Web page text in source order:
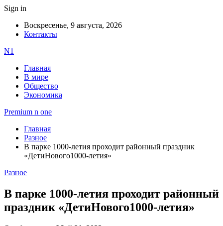
Sign in
Воскресенье, 9 августа, 2026
Контакты
N1
Главная
В мире
Общество
Экономика
Premium n one
Главная
Разное
В парке 1000-летия проходит районный праздник
«ДетиНового1000-летия»
Разное
В парке 1000-летия проходит районный
праздник «ДетиНового1000-летия»